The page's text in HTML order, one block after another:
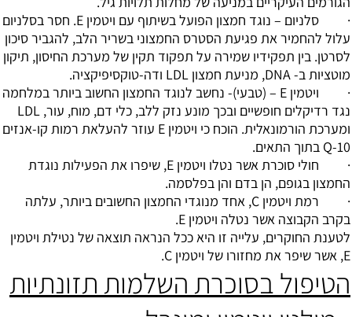
· סלניום – נוגד חמצון הפועל בשיתוף עם ויטמין E. חסר בסלניום
עלול להחמיר את פגיעת הסטרס החמצוני בשריר הלב, להגביר סיכון
לסרטן. בין תפקידיו שמירה על תפקוד תקין של מערכת החיסון, תיקון
מוטציות ב- DNA, מניעת חמצון LDL ודה-טוקסיפיקציה.
· ויטמין E – (טבעי)- נחשב לנוגד החמצון החשוב ביותר במלחמה
נגד רדיקלים חופשיים ובכך מונע נזק ללב, כלי דם, מוח, עור, LDL
ומערכת הורמונאלית. הוכח כי ויטמין E עוזר להעלאת רמות קו-אנזים
Q-10 בתוך התאים.
· חולי סוכרת אשר נטלו ויטמין E, שיפרו את הפעילות נוגדת
החמצון בגופם, הן בדם והן בפלסמה.
· רמת ויטמין C, אחד מנוגדי החמצון החשובים ביותר, עלתה
בקרב הקבוצה אשר נטלה ויטמין E.
לטענת החוקרים, עלייה זו היא ככל הנראה תוצאה של נטילת ויטמין
E, אשר שיפר את מחזורו של ויטמין C.
הטיפול בסוכרת השלמות תזונתיות